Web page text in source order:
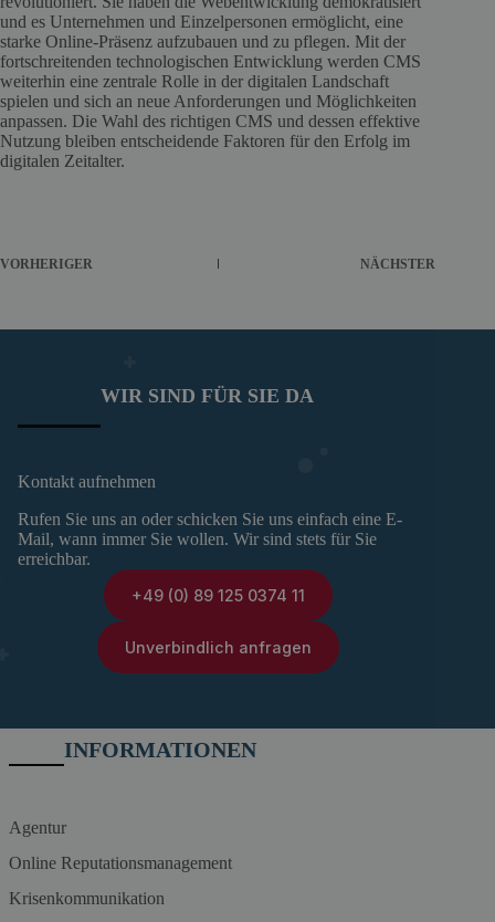
und es Unternehmen und Einzelpersonen ermöglicht, eine
starke Online-Präsenz aufzubauen und zu pflegen. Mit der
fortschreitenden technologischen Entwicklung werden CMS
weiterhin eine zentrale Rolle in der digitalen Landschaft
spielen und sich an neue Anforderungen und Möglichkeiten
anpassen. Die Wahl des richtigen CMS und dessen effektive
Nutzung bleiben entscheidende Faktoren für den Erfolg im
digitalen Zeitalter.
VORHERIGER NÄCHSTER
WIR SIND FÜR SIE DA
Kontakt aufnehmen
Rufen Sie uns an oder schicken Sie uns einfach eine E-
Mail, wann immer Sie wollen. Wir sind stets für Sie
erreichbar.
+49 (0) 89 125 0374 11
Unverbindlich anfragen
INFORMATIONEN
Agentur
Online Reputationsmanagement
Krisenkommunikation